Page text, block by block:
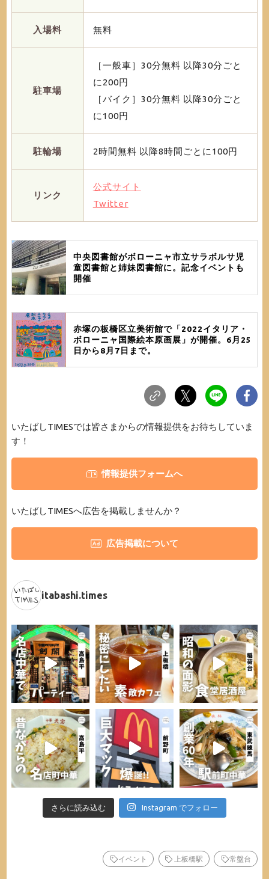
入場料 無料
駐車場
［一般車］30分無料 以降30分ごと
に200円
［バイク］30分無料 以降30分ごと
に100円
駐輪場 2時間無料 以降8時間ごとに100円
リンク
公式サイト
Twitter
中央図書館がボローニャ市立サラボルサ児
童図書館と姉妹図書館に。記念イベントも
開催
赤塚の板橋区立美術館で「2022イタリア・
ボローニャ国際絵本原画展」が開催。6月25
日から8月7日まで。
いたばしTIMESでは皆さまからの情報提供をお待ちしていま
す！
情報提供フォームへ
いたばしTIMESへ広告を掲載しませんか？
広告掲載について
itabashi.times
さらに読み込む Instagram でフォロー
イベント 上板橋駅 常盤台